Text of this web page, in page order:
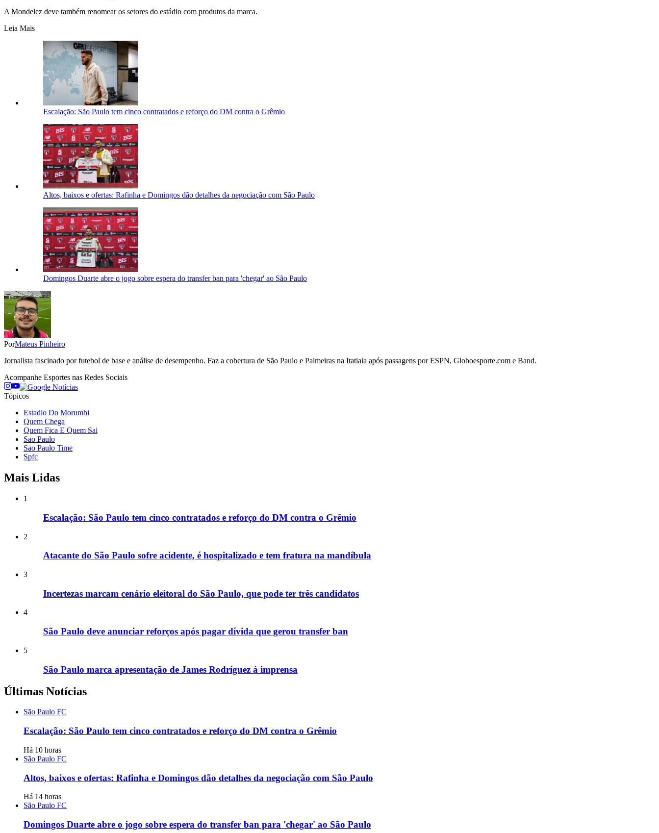
A Mondelez deve também renomear os setores do estádio com produtos da marca.
Leia Mais
Escalação: São Paulo tem cinco contratados e reforço do DM contra o Grêmio
Altos, baixos e ofertas: Rafinha e Domingos dão detalhes da negociação com São Paulo
Domingos Duarte abre o jogo sobre espera do transfer ban para 'chegar' ao São Paulo
PorMateus Pinheiro
Jornalista fascinado por futebol de base e análise de desempenho. Faz a cobertura de São Paulo e Palmeiras na Itatiaia após passagens por ESPN, Globoesporte.com e Band.
Acompanhe Esportes nas Redes Sociais
Tópicos
Estadio Do Morumbi
Quem Chega
Quem Fica E Quem Sai
Sao Paulo
Sao Paulo Time
Spfc
Mais Lidas
1
Escalação: São Paulo tem cinco contratados e reforço do DM contra o Grêmio
2
Atacante do São Paulo sofre acidente, é hospitalizado e tem fratura na mandíbula
3
Incertezas marcam cenário eleitoral do São Paulo, que pode ter três candidatos
4
São Paulo deve anunciar reforços após pagar dívida que gerou transfer ban
5
São Paulo marca apresentação de James Rodríguez à imprensa
Últimas Notícias
São Paulo FC
Escalação: São Paulo tem cinco contratados e reforço do DM contra o Grêmio
Há 10 horas
São Paulo FC
Altos, baixos e ofertas: Rafinha e Domingos dão detalhes da negociação com São Paulo
Há 14 horas
São Paulo FC
Domingos Duarte abre o jogo sobre espera do transfer ban para 'chegar' ao São Paulo